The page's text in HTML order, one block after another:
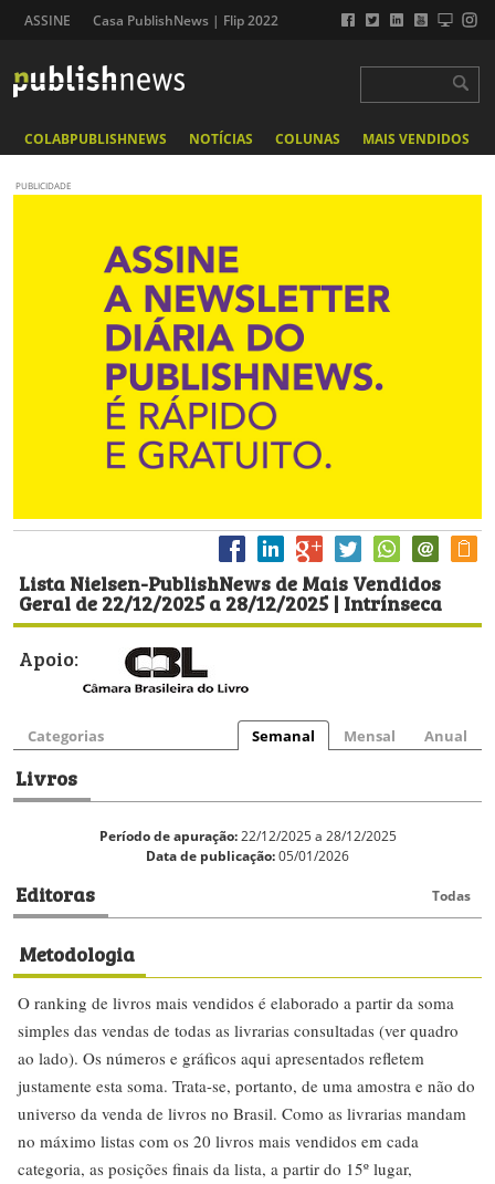
ASSINE Casa PublishNews | Flip 2022
COLABPUBLISHNEWS NOTÍCIAS COLUNAS MAIS VENDIDOS
PUBLICIDADE
Lista Nielsen-PublishNews de Mais Vendidos
Geral de 22/12/2025 a 28/12/2025 | Intrínseca
Apoio:
Categorias Semanal Mensal Anual
Livros
Período de apuração:22/12/2025 a 28/12/2025
Data de publicação:05/01/2026
Editoras Todas
Metodologia
O ranking de livros mais vendidos é elaborado a partir da soma
simples das vendas de todas as livrarias consultadas (ver quadro
ao lado). Os números e gráficos aqui apresentados refletem
justamente esta soma. Trata-se, portanto, de uma amostra e não do
universo da venda de livros no Brasil. Como as livrarias mandam
no máximo listas com os 20 livros mais vendidos em cada
categoria, as posições finais da lista, a partir do 15º lugar,